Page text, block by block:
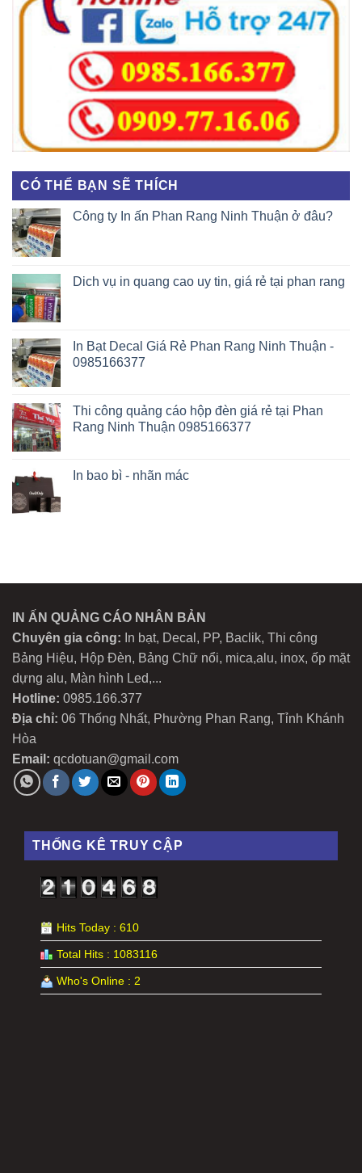
CÓ THỂ BẠN SẼ THÍCH
Công ty In ấn Phan Rang Ninh Thuận ở đâu?
Dich vụ in quang cao uy tin, giá rẻ tại phan rang
In Bạt Decal Giá Rẻ Phan Rang Ninh Thuận -
0985166377
Thi công quảng cáo hộp đèn giá rẻ tại Phan
Rang Ninh Thuận 0985166377
In bao bì - nhãn mác
IN ẤN QUẢNG CÁO NHÂN BẢN
Chuyên gia công: In bạt, Decal, PP, Baclik, Thi công
Bảng Hiệu, Hộp Đèn, Bảng Chữ nổi, mica,alu, inox, ốp mặt
dựng alu, Màn hình Led,...
Hotline: 0985.166.377
Địa chỉ: 06 Thống Nhất, Phường Phan Rang, Tỉnh Khánh
Hòa
Email: qcdotuan@gmail.com
THỐNG KÊ TRUY CẬP
Hits Today : 610
Total Hits : 1083116
Who's Online : 2